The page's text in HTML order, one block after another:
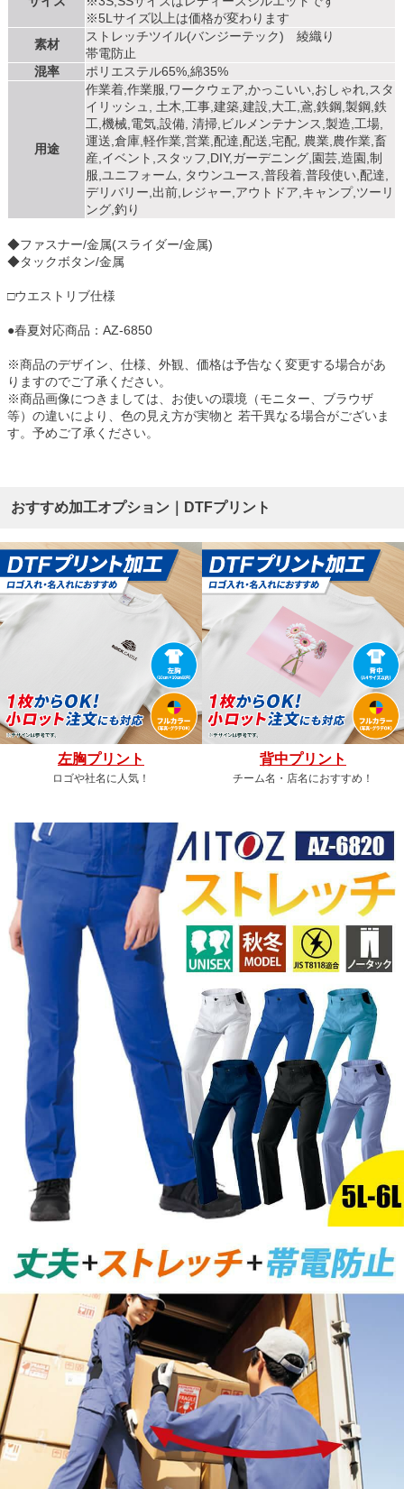
※5Lサイズ以上は価格が変わります
素材
ストレッチツイル(バンジーテック) 綾織り
帯電防止
混率
ポリエステル65%,綿35%
用途
作業着,作業服,ワークウェア,かっこいい,おしゃれ,スタ
イリッシュ, 土木,工事,建築,建設,大工,鳶,鉄鋼,製鋼,鉄
工,機械,電気,設備, 清掃,ビルメンテナンス,製造,工場,
運送,倉庫,軽作業,営業,配達,配送,宅配, 農業,農作業,畜
産,イベント,スタッフ,DIY,ガーデニング,園芸,造園,制
服,ユニフォーム, タウンユース,普段着,普段使い,配達,
デリバリー,出前,レジャー,アウトドア,キャンプ,ツーリ
ング,釣り
◆ファスナー/金属(スライダー/金属)
◆タックボタン/金属
□ウエストリブ仕様
●春夏対応商品：AZ-6850
※商品のデザイン、仕様、外観、価格は予告なく変更する場合があ
りますのでご了承ください。
※商品画像につきましては、お使いの環境（モニター、ブラウザ
等）の違いにより、色の見え方が実物と 若干異なる場合がございま
す。予めご了承ください。
おすすめ加工オプション｜DTFプリント
左胸プリント
ロゴや社名に人気！
背中プリント
チーム名・店名におすすめ！